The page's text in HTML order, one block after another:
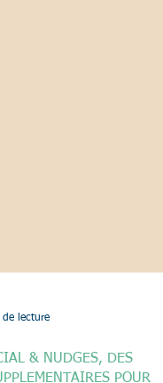
de lecture